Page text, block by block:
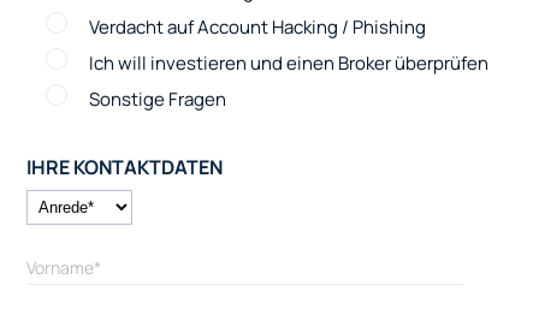
Verdacht auf Account Hacking / Phishing
Ich will investieren und einen Broker überprüfen
Sonstige Fragen
IHRE KONTAKTDATEN